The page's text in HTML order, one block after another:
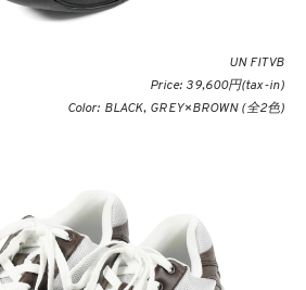
UN FITVB
Price: 39,600円(tax-in)
Color: BLACK, GREY×BROWN (全2色)